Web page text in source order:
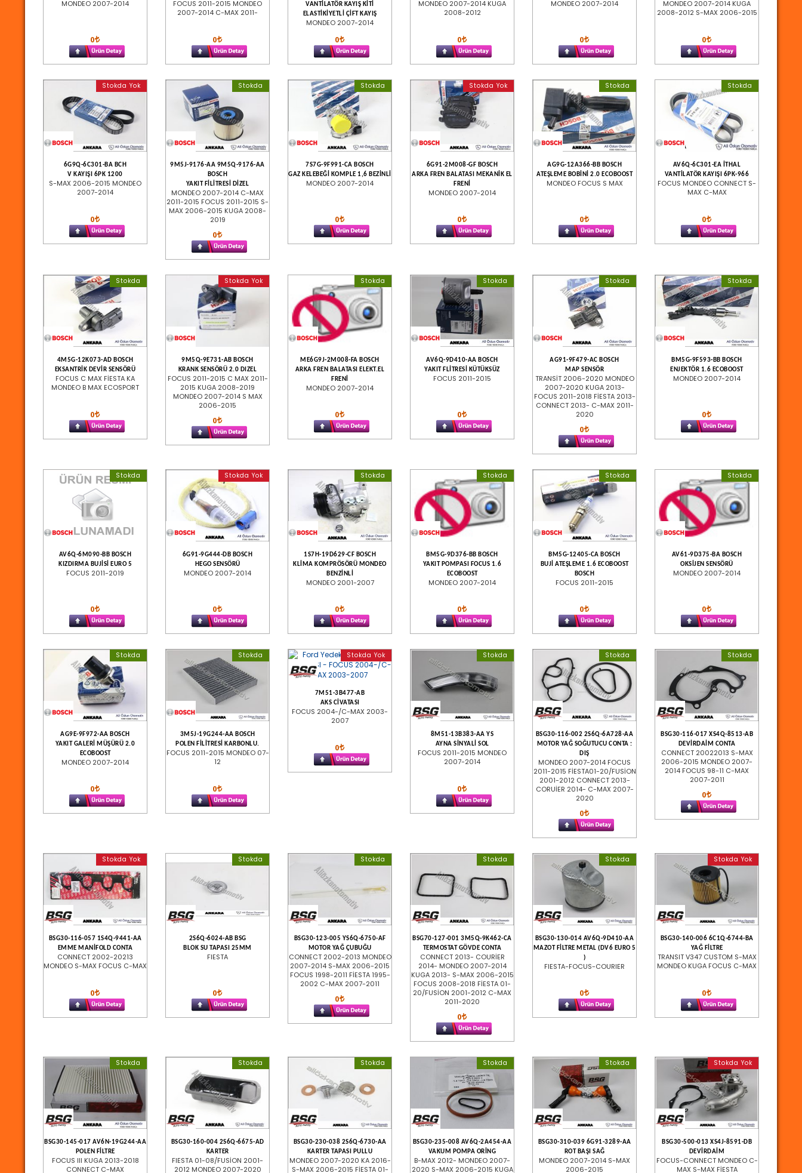
MONDEO 2007-2014
0
FOCUS 2011-2015 MONDEO
2007-2014 C-MAX 2011-
0
VANTİLATÖR KAYIŞ KİTİ
ELASTİKİYETLİ ÇİFT KAYIŞ
MONDEO 2007-2014
0
MONDEO 2007-2014 KUGA
2008-2012
0
MONDEO 2007-2014
0
MONDEO 2007-2014 KUGA
2008-2012 S-MAX 2006-2015
0
Stokda Yok
6G9Q-6C301-BA BCH
V KAYIŞI 6PK 1200
S-MAX 2006-2015 MONDEO
2007-2014
0
Stokda
9M5J-9176-AA 9M5Q-9176-AA
BOSCH
YAKIT FİLİTRESİ DİZEL
MONDEO 2007-2014 C-MAX
2011-2015 FOCUS 2011-2015 S-
MAX 2006-2015 KUGA 2008-
2019
0
Stokda
7S7G-9F991-CA BOSCH
GAZ KELEBEĞİ KOMPLE 1,6 BEZİNLİ
MONDEO 2007-2014
0
Stokda Yok
6G91-2M008-GF BOSCH
ARKA FREN BALATASI MEKANİK EL
FRENİ
MONDEO 2007-2014
0
Stokda
AG9G-12A366-BB BOSCH
ATEŞLEME BOBİNİ 2.0 ECOBOOST
MONDEO FOCUS S MAX
0
Stokda
AV6Q-6C301-EA İTHAL
VANTİLATÖR KAYIŞI 6PK-966
FOCUS MONDEO CONNECT S-
MAX C-MAX
0
Stokda
4M5G-12K073-AD BOSCH
EKSANTRİK DEVİR SENSÖRÜ
FOCUS C MAX FİESTA KA
MONDEO B MAX ECOSPORT
0
Stokda Yok
9M5Q-9E731-AB BOSCH
KRANK SENSÖRÜ 2.0 DIZEL
FOCUS 2011-2015 C MAX 2011-
2015 KUGA 2008-2019
MONDEO 2007-2014 S MAX
2006-2015
0
Stokda
ME6G9J-2M008-FA BOSCH
ARKA FREN BALATASI ELEKT.EL
FRENİ
MONDEO 2007-2014
0
Stokda
AV6Q-9D410-AA BOSCH
YAKIT FLİTRESİ KÜTÜKSÜZ
FOCUS 2011-2015
0
Stokda
AG91-9F479-AC BOSCH
MAP SENSÖR
TRANSİT 2006-2020 MONDEO
2007-2020 KUGA 2013-
FOCUS 2011-2018 FİESTA 2013-
CONNECT 2013- C-MAX 2011-
2020
0
Stokda
BM5G-9F593-BB BOSCH
ENJEKTÖR 1.6 ECOBOOST
MONDEO 2007-2014
0
Stokda
AV6Q-6M090-BB BOSCH
KIZDIRMA BUJİSİ EURO 5
FOCUS 2011-2019
0
Stokda Yok
6G91-9G444-DB BOSCH
HEGO SENSÖRÜ
MONDEO 2007-2014
0
Stokda
1S7H-19D629-CF BOSCH
KLİMA KOMPRÖSÖRÜ MONDEO
BENZİNLİ
MONDEO 2001-2007
0
Stokda
BM5G-9D376-BB BOSCH
YAKIT POMPASI FOCUS 1.6
ECOBOOST
MONDEO 2007-2014
0
Stokda
BM5G-12405-CA BOSCH
BUJİ ATEŞLEME 1.6 ECOBOOST
BOSCH
FOCUS 2011-2015
0
Stokda
AV61-9D375-BA BOSCH
OKSİJEN SENSÖRÜ
MONDEO 2007-2014
0
Stokda
AG9E-9F972-AA BOSCH
YAKIT GALERİ MÜŞÜRÜ 2.0
ECOBOOST
MONDEO 2007-2014
0
Stokda
3M5J-19G244-AA BOSCH
POLEN FİLİTRESİ KARBONLU.
FOCUS 2011-2015 MONDEO 07-
12
0
Stokda Yok
7M51-3B477-AB
AKS CİVATASI
FOCUS 2004-/C-MAX 2003-
2007
0
Stokda
8M51-13B383-AA YS
AYNA SİNYALİ SOL
FOCUS 2011-2015 MONDEO
2007-2014
0
Stokda
BSG30-116-002 2S6Q-6A728-AA
MOTOR YAĞ SOĞUTUCU CONTA :
DIŞ
MONDEO 2007-2014 FOCUS
2011-2015 FİESTA01-20/FUSİON
2001-2012 CONNECT 2013-
CORUİER 2014- C-MAX 2007-
2020
0
Stokda
BSG30-116-017 XS4Q-8513-AB
DEVİRDAİM CONTA
CONNECT 20022013 S-MAX
2006-2015 MONDEO 2007-
2014 FOCUS 98-11 C-MAX
2007-2011
0
Stokda Yok
BSG30-116-057 1S4Q-9441-AA
EMME MANİFOLD CONTA
CONNECT 2002-20213
MONDEO S-MAX FOCUS C-MAX
0
Stokda
2S6Q-6024-AB BSG
BLOK SU TAPASI 25MM
FIESTA
0
Stokda
BSG30-123-005 YS6Q-6750-AF
MOTOR YAĞ ÇUBUĞU
CONNECT 2002-2013 MONDEO
2007-2014 S-MAX 2006-2015
FOCUS 1998-2011 FİESTA 1995-
2002 C-MAX 2007-2011
0
Stokda
BSG70-127-001 3M5Q-9K462-CA
TERMOSTAT GÖVDE CONTA
CONNECT 2013- COURİER
2014- MONDEO 2007-2014
KUGA 2013- S-MAX 2006-2015
FOCUS 2008-2018 FİESTA 01-
20/FUSİON 2001-2012 C-MAX
2011-2020
0
Stokda
BSG30-130-014 AV6Q-9D410-AA
MAZOT FİLTRE METAL (DV6 EURO 5
)
FIESTA-FOCUS-COURIER
0
Stokda Yok
BSG30-140-006 6C1Q-6744-BA
YAĞ FİLTRE
TRANSIT V347 CUSTOM S-MAX
MONDEO KUGA FOCUS C-MAX
0
Stokda
BSG30-145-017 AV6N-19G244-AA
POLEN FİLTRE
FOCUS III KUGA 2013-2018
CONNECT C-MAX
Stokda
BSG30-160-004 2S6Q-6675-AD
KARTER
FIESTA 01-08/FUSİON 2001-
2012 MONDEO 2007-2020
Stokda
BSG30-230-038 2S6Q-6730-AA
KARTER TAPASI PULLU
MONDEO 2007-2020 KA 2016-
S-MAX 2006-2015 FİESTA 01-
Stokda
BSG30-235-008 AV6Q-2A454-AA
VAKUM POMPA ORİNG
B-MAX 2012- MONDEO 2007-
2020 S-MAX 2006-2015 KUGA
Stokda
BSG30-310-039 6G91-3289-AA
ROT BAŞI SAĞ
MONDEO 2007-2014 S-MAX
2006-2015
Stokda Yok
BSG30-500-013 XS4J-8591-DB
DEVİRDAİM
FOCUS-CONNECT MONDEO C-
MAX S-MAX FİESTA